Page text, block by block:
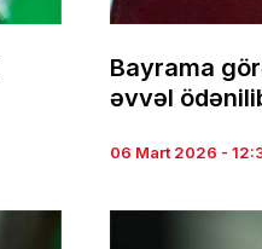
Bayrama
əvvəl
06 Mart 2026 -